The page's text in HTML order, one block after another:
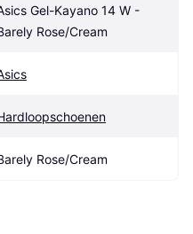
Gel-Kayano 14 W -
Rose/Cream
Rose/Cream